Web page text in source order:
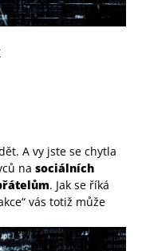
A vy jste se chytla
na sociálních
. Jak se říká
vás totiž může